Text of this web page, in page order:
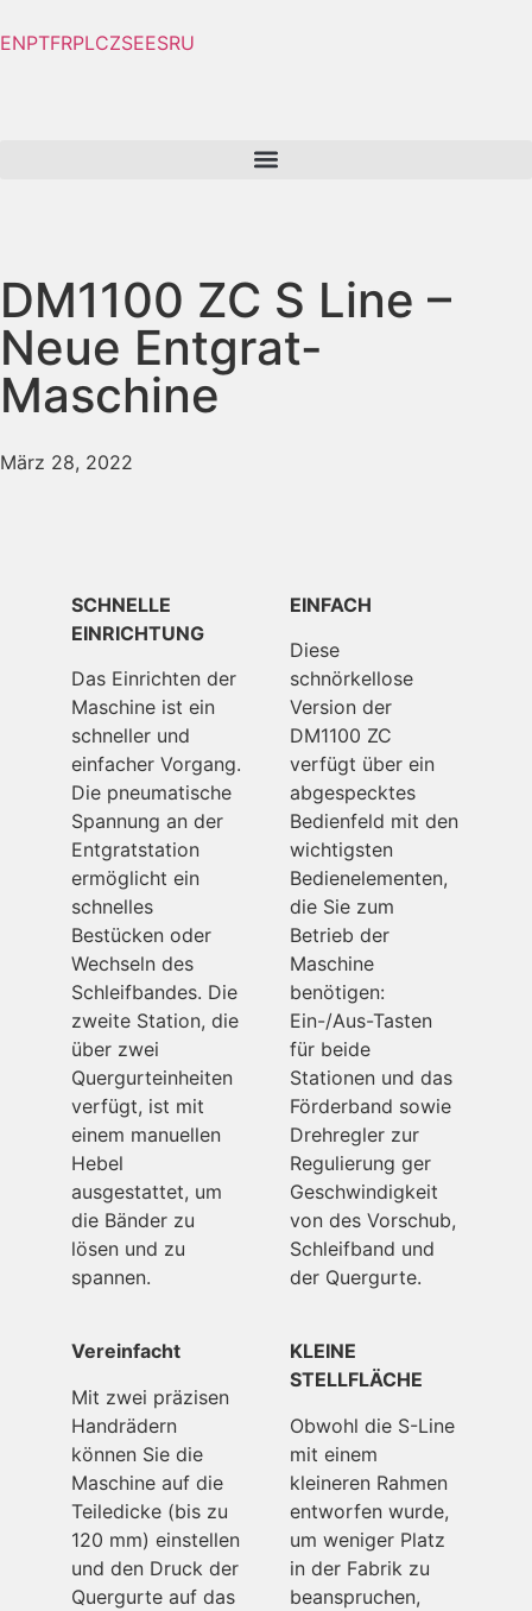
ENPTFRPLCZSEESRU
DM1100 ZC S Line –
Neue Entgrat-
Maschine
März 28, 2022
SCHNELLE
EINRICHTUNG
Das Einrichten der
Maschine ist ein
schneller und
einfacher Vorgang.
Die pneumatische
Spannung an der
Entgratstation
ermöglicht ein
schnelles
Bestücken oder
Wechseln des
Schleifbandes. Die
zweite Station, die
über zwei
Quergurteinheiten
verfügt, ist mit
einem manuellen
Hebel
ausgestattet, um
die Bänder zu
lösen und zu
spannen.
EINFACH
Diese
schnörkellose
Version der
DM1100 ZC
verfügt über ein
abgespecktes
Bedienfeld mit den
wichtigsten
Bedienelementen,
die Sie zum
Betrieb der
Maschine
benötigen:
Ein-/Aus-Tasten
für beide
Stationen und das
Förderband sowie
Drehregler zur
Regulierung ger
Geschwindigkeit
von des Vorschub,
Schleifband und
der Quergurte.
Vereinfacht
Mit zwei präzisen
Handrädern
können Sie die
Maschine auf die
Teiledicke (bis zu
120 mm) einstellen
und den Druck der
Quergurte auf das
KLEINE
STELLFLÄCHE
Obwohl die S-Line
mit einem
kleineren Rahmen
entworfen wurde,
um weniger Platz
in der Fabrik zu
beanspruchen,